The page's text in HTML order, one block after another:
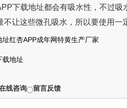
下载地址都会有吸水性，不过吸
让这些微孔吸水，所以要使用一
址红杏APP成年网特黄生产厂家
载地址
线咨询
留言反馈